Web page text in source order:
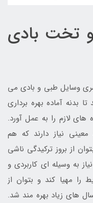
تخت بادی
وسایل طبی و بادی می
بدنه آماده بهره برداری
های لازم را به عمل آورد.
نیاز دارند که هم
از بروز ترکیدگی ناشی
به وسیله ای کاربردی و
را مهیا کند و بتوان از
های زیاد بهره مند شد.